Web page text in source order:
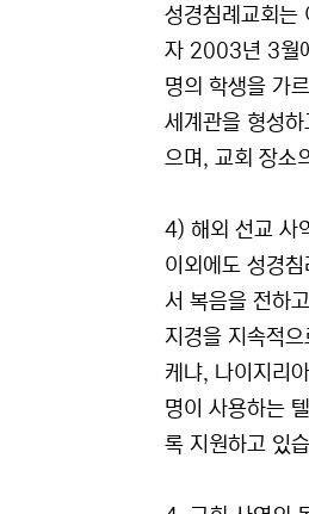
성경침례교회는
자 2003년 3월
명의 학생을 가
세계관을 형성
으며, 교회 장소
4) 해외 선교 사
이외에도 성경
서 복음을 전하
지경을 지속적
케냐, 나이지리
명이 사용하는
록 지원하고 있